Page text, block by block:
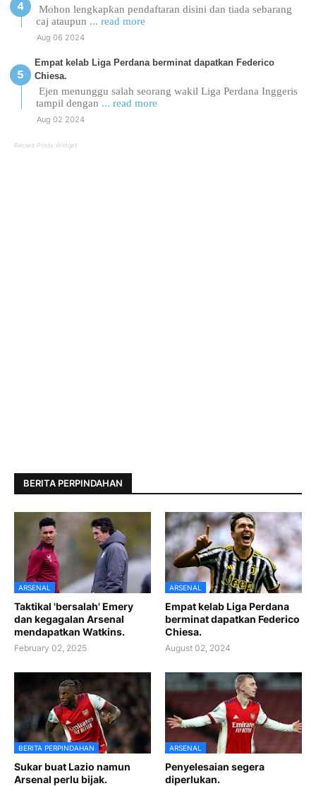
Mohon lengkapkan pendaftaran disini dan tiada sebarang
caj ataupun ... read more
Aug 06 2024
Empat kelab Liga Perdana berminat dapatkan Federico
Chiesa.
Ejen menunggu salah seorang wakil Liga Perdana Inggeris
tampil dengan ... read more
Aug 02 2024
Recent Posts Widget
BERITA PERPINDAHAN
ARSENAL
Taktikal 'bersalah' Emery
dan kegagalan Arsenal
mendapatkan Watkins.
February 02, 2025
ARSENAL
Empat kelab Liga Perdana
berminat dapatkan Federico
Chiesa.
August 02, 2024
BERITA PERPINDAHAN
Sukar buat Lazio namun
Arsenal perlu bijak.
ARSENAL
Penyelesaian segera
diperlukan.